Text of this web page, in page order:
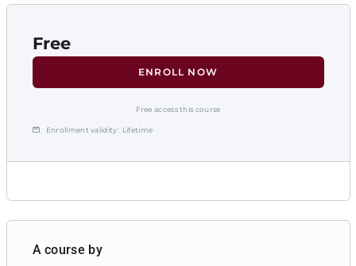
Free
ENROLL NOW
Free access this course
Enrollment validity: Lifetime
A course by